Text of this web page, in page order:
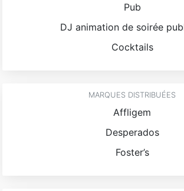
Pub
DJ animation de soirée
Cocktails
MARQUES DISTRIBUÉES
Affligem
Desperados
Foster’s